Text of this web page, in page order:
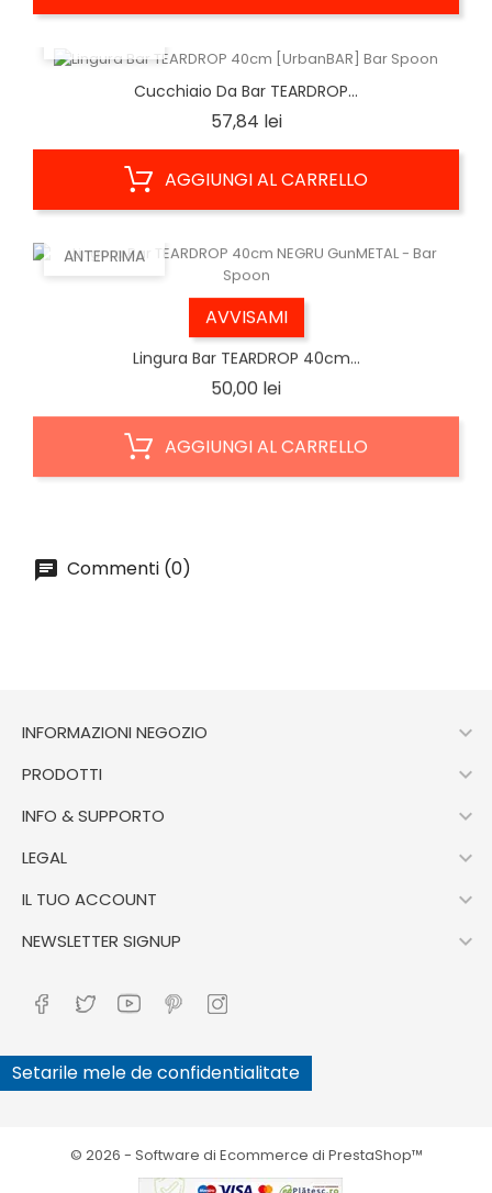
Cucchiaio Da Bar TEARDROP...
57,84 leiPrezzo
AGGIUNGI AL CARRELLO
ANTEPRIMA
AVVISAMI
Lingura Bar TEARDROP 40cm...
50,00 leiPrezzo
AGGIUNGI AL CARRELLO
Commenti (0)
INFORMAZIONI NEGOZIO 
PRODOTTI 
INFO & SUPPORTO 
LEGAL 
IL TUO ACCOUNT 
NEWSLETTER SIGNUP 
Setarile mele de confidentialitate
© 2026 - Software di Ecommerce di PrestaShop™